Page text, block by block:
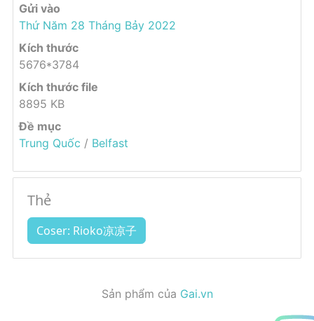
Gửi vào
Thứ Năm 28 Tháng Bảy 2022
Kích thước
5676*3784
Kích thước file
8895 KB
Đề mục
Trung Quốc / Belfast
Thẻ
Coser: Rioko凉凉子
Sản phẩm của Gai.vn